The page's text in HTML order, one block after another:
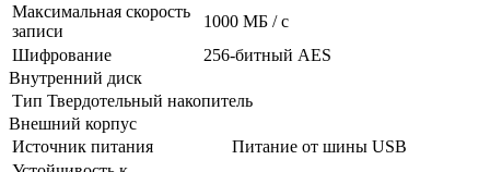
Максимальная скорость
записи
1000 МБ / с
Шифрование
256-битный AES
Внутренний диск
Тип Твердотельный накопитель
Внешний корпус
Источник питания
Питание от шины USB